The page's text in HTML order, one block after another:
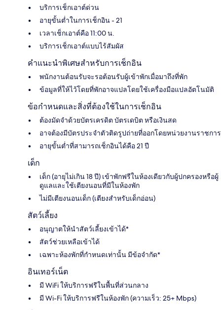
บริการเช็กเอาต์ด่วน
อายุขั้นต่ำในการเช็กอิน - 21
เวลาเช็กเอาต์คือ 11:00 น.
บริการเช็กเอาต์แบบไร้สัมผัส
คำแนะนำพิเศษสำหรับการเช็กอิน
พนักงานต้อนรับจะรอต้อนรับผู้เข้าพักเมื่อมาถึงที่พัก
ข้อมูลที่ให้ไว้โดยที่พักอาจแปลโดยใช้เครื่องมือแปลอัตโนมัติ
ข้อกำหนดและสิ่งที่ต้องใช้ในการเช็กอิน
ต้องมัดจำด้วยบัตรเครดิต บัตรเดบิต หรือเงินสด
อาจต้องมีบัตรประจำตัวติดรูปถ่ายที่ออกโดยหน่วยงานราชการ
อายุขั้นต่ำที่สามารถเช็กอินได้คือ 21 ปี
เด็ก
เด็ก (อายุไม่เกิน 18 ปี) เข้าพักฟรีในห้องเดียวกับผู้ปกครองหรือผู้
ดูแลและใช้เตียงนอนที่มีในห้องพัก
ไม่มีเตียงนอนเด็ก (เตียงสำหรับเด็กอ่อน)
สัตว์เลี้ยง
อนุญาตให้นำสัตว์เลี้ยงเข้าได้*
สัตว์ช่วยเหลือเข้าได้
เฉพาะห้องพักที่กำหนดเท่านั้น มีข้อจำกัด*
อินเทอร์เน็ต
มี WiFi ให้บริการฟรีในพื้นที่ส่วนกลาง
มี Wi-Fi ให้บริการฟรีในห้องพัก (ความเร็ว: 25+ Mbps)